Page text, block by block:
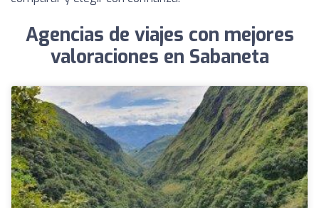
Agencias de viajes con mejores
valoraciones en Sabaneta